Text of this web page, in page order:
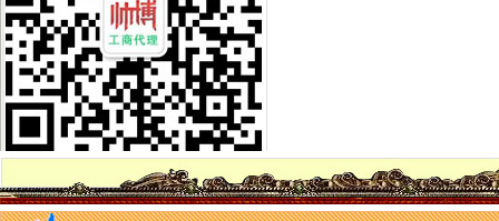
2010年全市重庆海关注册中介服务业发展呈现三大态势
北碚局“一规范两加”海关报关注册登记证书开展劳务派遣中介组织专项整
工商系统“三进三同”重庆海关注册活动摄影作品获殊荣
巫山局开展“查究抓”海关报关注册登记证书推动各项工作
秀山局海关报关登记证书烟花竹专项整行动取得阶段成效
市海关报关登记证书消委会2011年年主题建议被中消协采纳
江津局规范“三个制度”重庆海关注册登记加消费投诉热线建设
梁平局袁驿所推行“四服务”重庆海关注册登记提高验照效率
单衍华副局海关报关登记证书长召集宣教处研究谋划2011年工作思路